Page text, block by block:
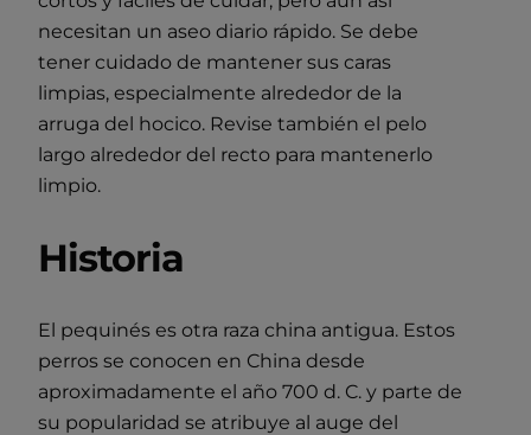
necesitan un aseo diario rápido. Se debe
tener cuidado de mantener sus caras
limpias, especialmente alrededor de la
arruga del hocico. Revise también el pelo
largo alrededor del recto para mantenerlo
limpio.
Historia
El pequinés es otra raza china antigua. Estos
perros se conocen en China desde
aproximadamente el año 700 d. C. y parte de
su popularidad se atribuye al auge del